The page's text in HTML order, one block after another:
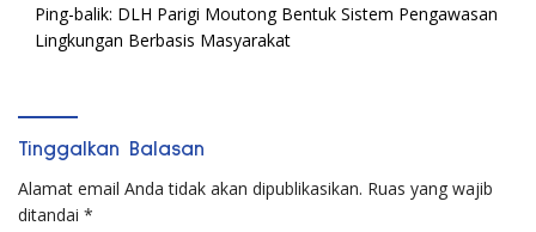
Ping-balik: DLH Parigi Moutong Bentuk Sistem Pengawasan
Lingkungan Berbasis Masyarakat
Tinggalkan Balasan
Alamat email Anda tidak akan dipublikasikan. Ruas yang wajib
ditandai *